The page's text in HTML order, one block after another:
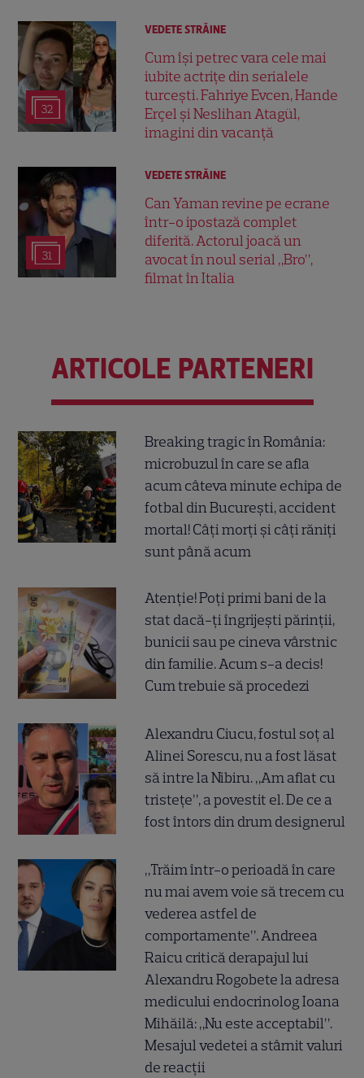
32
VEDETE STRĂINE
Cum își petrec vara cele mai
iubite actrițe din serialele
turcești. Fahriye Evcen, Hande
Erçel și Neslihan Atagül,
imagini din vacanță
31
VEDETE STRĂINE
Can Yaman revine pe ecrane
într-o ipostază complet
diferită. Actorul joacă un
avocat în noul serial „Bro”,
filmat în Italia
ARTICOLE PARTENERI
Breaking tragic în România:
microbuzul în care se afla
acum câteva minute echipa de
fotbal din București, accident
mortal! Câți morți și câți răniți
sunt până acum
Atenție! Poți primi bani de la
stat dacă-ți îngrijești părinții,
bunicii sau pe cineva vârstnic
din familie. Acum s-a decis!
Cum trebuie să procedezi
Alexandru Ciucu, fostul soț al
Alinei Sorescu, nu a fost lăsat
să intre la Nibiru. „Am aflat cu
tristețe”, a povestit el. De ce a
fost întors din drum designerul
„Trăim într-o perioadă în care
nu mai avem voie să trecem cu
vederea astfel de
comportamente”. Andreea
Raicu critică derapajul lui
Alexandru Rogobete la adresa
medicului endocrinolog Ioana
Mihăilă: „Nu este acceptabil”.
Mesajul vedetei a stârnit valuri
de reacții